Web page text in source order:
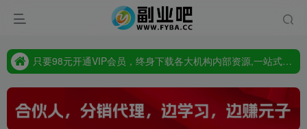
只要98元开通VIP会员，终身下载各大机构内部资源,一站式草根创业基地,最新最强网赚教程大全，小投入，大回报!
只要98元开通VIP会员，终身下载各大机构内部资源,一站式草根创业基地,最新最强网赚教程大全，小投入，大回报!